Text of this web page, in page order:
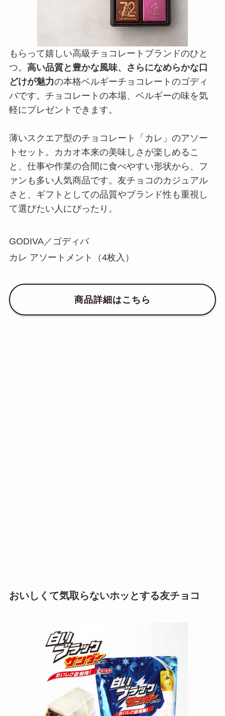
もらって嬉しい高級チョコレートブランドのひと
つ。 高い品質と豊かな風味、さらになめらかな口
どけが魅力の本格ベルギーチョコレートのゴディ
バです。チョコレートの本場、ベルギーの味を気
軽にプレゼントできます。
薄いスクエア型のチョコレート「カレ」のアソー
トセット。カカオ本来の美味しさが楽しめるこ
と、仕事や作業の合間に食べやすい形状から、フ
ァンも多い人気商品です。友チョコのカジュアル
さと、ギフトとしての品質やブランド性も重視し
て選びたい人にぴったり。
GODIVA／ゴディバ
カレ アソートメント（4枚入）
商品詳細はこちら
おいしくて気取らないホッとする友チョコ